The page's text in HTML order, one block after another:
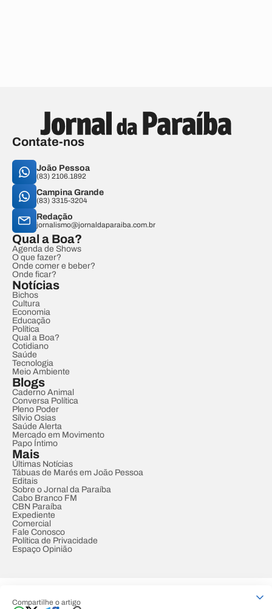
Compartilhe o artigo
Contate-nos
João Pessoa
(83) 2106.1892
Campina Grande
(83) 3315-3204
Redação
jornalismo@jornaldaparaiba.com.br
Qual a Boa?
Agenda de Shows
O que fazer?
Onde comer e beber?
Onde ficar?
Notícias
Bichos
Cultura
Economia
Educação
Política
Qual a Boa?
Cotidiano
Saúde
Tecnologia
Meio Ambiente
Blogs
Caderno Animal
Conversa Política
Pleno Poder
Sílvio Osias
Saúde Alerta
Mercado em Movimento
Papo Íntimo
Mais
Últimas Notícias
Tábuas de Marés em João Pessoa
Editais
Sobre o Jornal da Paraíba
Cabo Branco FM
CBN Paraíba
Expediente
Comercial
Fale Conosco
Política de Privacidade
Espaço Opinião